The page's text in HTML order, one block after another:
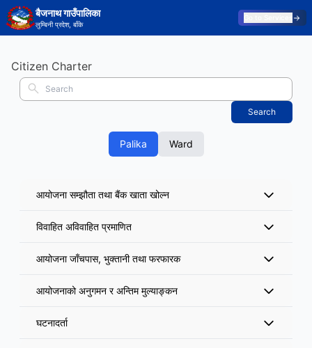
बैजनाथ गाउँपालिका
लुम्बिनी प्रदेश, बाँके
Citizen Charter
Search
Palika Ward
आयोजना सम्झौता तथा बैंक खाता खोल्न
विवाहित अविवाहित प्रमाणित
आयोजना जाँचपास, भुक्तानी तथा फरफारक
आयोजनाको अनुगमन र अन्तिम मुल्याङ्कन
घटनादर्ता